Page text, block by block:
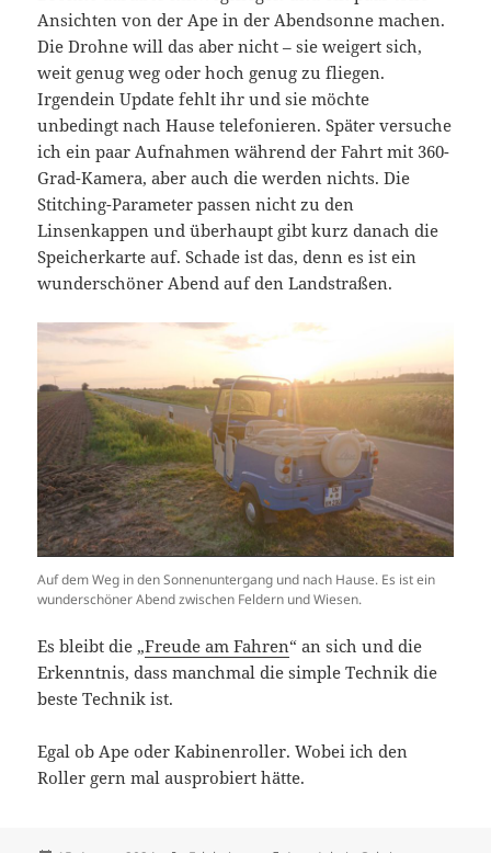
Ansichten von der Ape in der Abendsonne machen.
Die Drohne will das aber nicht – sie weigert sich,
weit genug weg oder hoch genug zu fliegen.
Irgendein Update fehlt ihr und sie möchte
unbedingt nach Hause telefonieren. Später versuche
ich ein paar Aufnahmen während der Fahrt mit 360-
Grad-Kamera, aber auch die werden nichts. Die
Stitching-Parameter passen nicht zu den
Linsenkappen und überhaupt gibt kurz danach die
Speicherkarte auf. Schade ist das, denn es ist ein
wunderschöner Abend auf den Landstraßen.
Auf dem Weg in den Sonnenuntergang und nach Hause. Es ist ein
wunderschöner Abend zwischen Feldern und Wiesen.
Es bleibt die „Freude am Fahren“ an sich und die
Erkenntnis, dass manchmal die simple Technik die
beste Technik ist.
Egal ob Ape oder Kabinenroller. Wobei ich den
Roller gern mal ausprobiert hätte.